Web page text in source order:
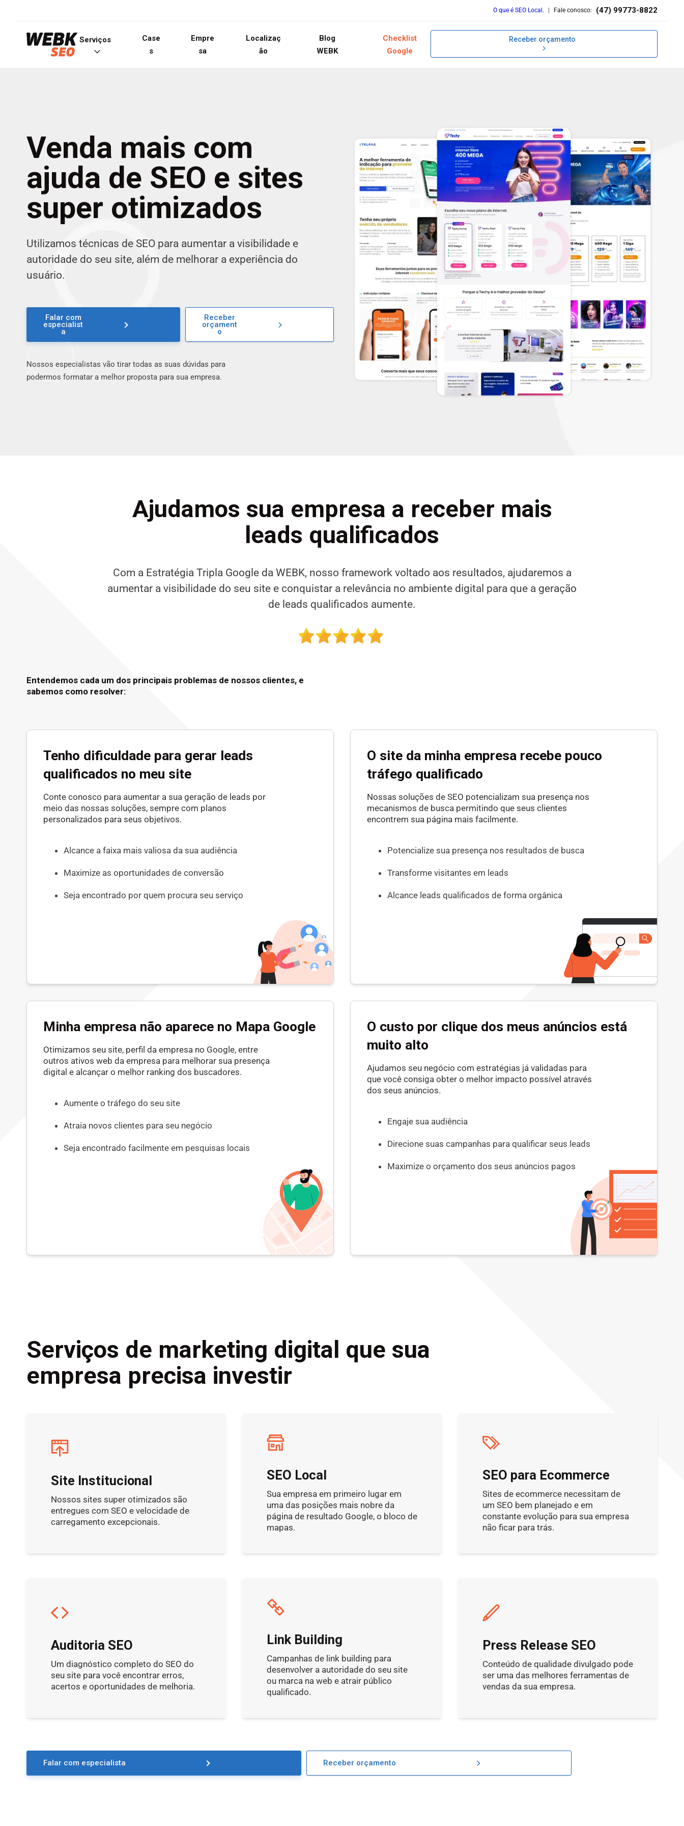
O que é SEO Local. Fale conosco: (47) 99773-8822
Serviços
Case
s
Empre
sa
Localizaç
ão
Blog
WEBK
Checklist
Google
Receber orçamento
Venda mais com
ajuda de SEO e sites
super otimizados
Utilizamos técnicas de SEO para aumentar a visibilidade e
autoridade do seu site, além de melhorar a experiência do
usuário.
Falar com
especialist
a
Receber
orçament
o
Nossos especialistas vão tirar todas as suas dúvidas para
podermos formatar a melhor proposta para sua empresa.
Ajudamos sua empresa a receber mais
leads qualificados
Com a Estratégia Tripla Google da WEBK, nosso framework voltado aos resultados, ajudaremos a
aumentar a visibilidade do seu site e conquistar a relevância no ambiente digital para que a geração
de leads qualificados aumente.
Entendemos cada um dos principais problemas de nossos clientes, e
sabemos como resolver:
Tenho dificuldade para gerar leads
qualificados no meu site
Conte conosco para aumentar a sua geração de leads por
meio das nossas soluções, sempre com planos
personalizados para seus objetivos.
Alcance a faixa mais valiosa da sua audiência
Maximize as oportunidades de conversão
Seja encontrado por quem procura seu serviço
O site da minha empresa recebe pouco
tráfego qualificado
Nossas soluções de SEO potencializam sua presença nos
mecanismos de busca permitindo que seus clientes
encontrem sua página mais facilmente.
Potencialize sua presença nos resultados de busca
Transforme visitantes em leads
Alcance leads qualificados de forma orgânica
Minha empresa não aparece no Mapa Google
Otimizamos seu site, perfil da empresa no Google, entre
outros ativos web da empresa para melhorar sua presença
digital e alcançar o melhor ranking dos buscadores.
Aumente o tráfego do seu site
Atraia novos clientes para seu negócio
Seja encontrado facilmente em pesquisas locais
O custo por clique dos meus anúncios está
muito alto
Ajudamos seu negócio com estratégias já validadas para
que você consiga obter o melhor impacto possível através
dos seus anúncios.
Engaje sua audiência
Direcione suas campanhas para qualificar seus leads
Maximize o orçamento dos seus anúncios pagos
Serviços de marketing digital que sua
empresa precisa investir
Site Institucional
Nossos sites super otimizados são
entregues com SEO e velocidade de
carregamento excepcionais.
SEO Local
Sua empresa em primeiro lugar em
uma das posições mais nobre da
página de resultado Google, o bloco de
mapas.
SEO para Ecommerce
Sites de ecommerce necessitam de
um SEO bem planejado e em
constante evolução para sua empresa
não ficar para trás.
Auditoria SEO
Um diagnóstico completo do SEO do
seu site para você encontrar erros,
acertos e oportunidades de melhoria.
Link Building
Campanhas de link building para
desenvolver a autoridade do seu site
ou marca na web e atrair público
qualificado.
Press Release SEO
Conteúdo de qualidade divulgado pode
ser uma das melhores ferramentas de
vendas da sua empresa.
Falar com especialista Receber orçamento